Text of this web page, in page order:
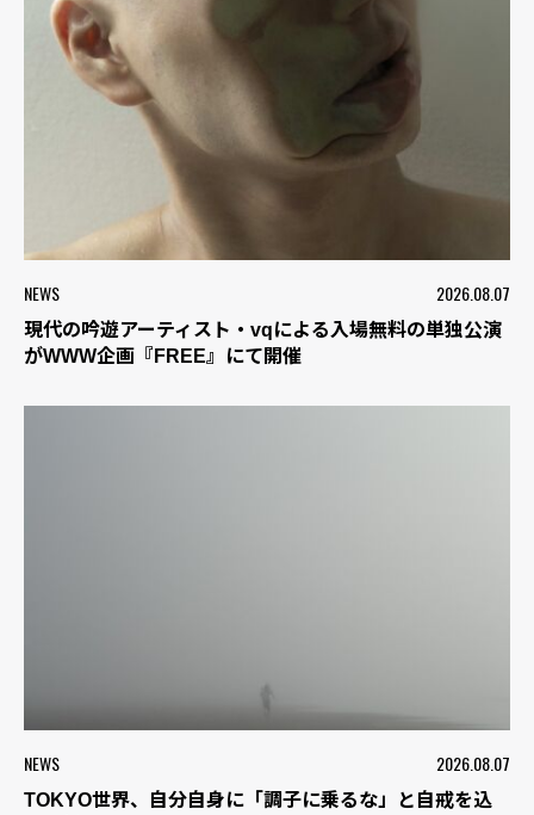
NEWS 2026.08.07
現代の吟遊アーティスト・vqによる入場無料の単独公演
がWWW企画『FREE』にて開催
NEWS 2026.08.07
TOKYO世界、自分自身に「調子に乗るな」と自戒を込